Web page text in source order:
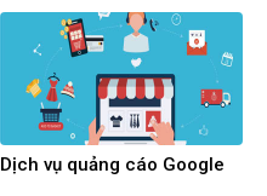
Dịch vụ quảng cáo Google